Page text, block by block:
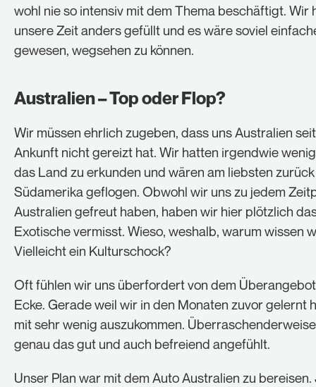
wohl nie so intensiv mit dem Thema beschäftigt. Wir
unsere Zeit anders gefüllt und es wäre soviel
gewesen, wegsehen zu können.
Australien – Top oder Flop?
Wir müssen ehrlich zugeben, dass uns Australien
Ankunft nicht gereizt hat. Wir hatten irgendwie
das Land zu erkunden und wären am liebsten
Südamerika geflogen. Obwohl wir uns zu jedem
Australien gefreut haben, haben wir hier plötzlich
Exotische vermisst. Wieso, weshalb, warum wissen
Vielleicht ein Kulturschock?
Oft fühlen wir uns überfordert von dem
Ecke. Gerade weil wir in den Monaten zuvor gelernt
mit sehr wenig auszukommen.
genau das gut und auch befreiend angefühlt.
Unser Plan war mit dem Auto Australien zu